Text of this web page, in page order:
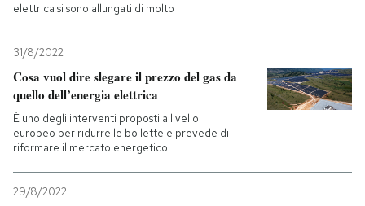
elettrica si sono allungati di molto
31/8/2022
Cosa vuol dire slegare il prezzo del gas da
quello dell’energia elettrica
È uno degli interventi proposti a livello
europeo per ridurre le bollette e prevede di
riformare il mercato energetico
29/8/2022